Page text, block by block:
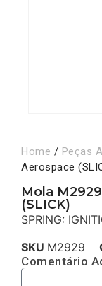
Home / Peças
Aerospace
Mola
(SLICK)
SPRING:
SKU M2929
Comentário